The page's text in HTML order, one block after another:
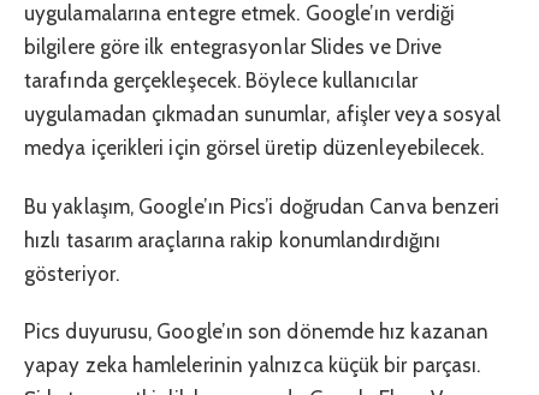
uygulamalarına entegre etmek. Google’ın verdiği
bilgilere göre ilk entegrasyonlar Slides ve Drive
tarafında gerçekleşecek. Böylece kullanıcılar
uygulamadan çıkmadan sunumlar, afişler veya sosyal
medya içerikleri için görsel üretip düzenleyebilecek.
Bu yaklaşım, Google’ın Pics’i doğrudan Canva benzeri
hızlı tasarım araçlarına rakip konumlandırdığını
gösteriyor.
Pics duyurusu, Google’ın son dönemde hız kazanan
yapay zeka hamlelerinin yalnızca küçük bir parçası.